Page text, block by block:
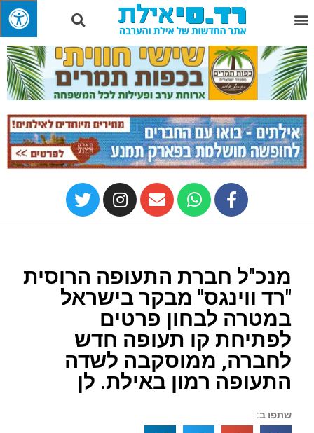
מנכ"ל חברת התעופה הרוסית
"רד ווינגס" מבקר בישראל
במטרה לבחון פרטים
לפתיחת קו תעופה חדש
לחברה, ממוסקבה לשדה
התעופה רמון באילת. לן
שתפו ב: